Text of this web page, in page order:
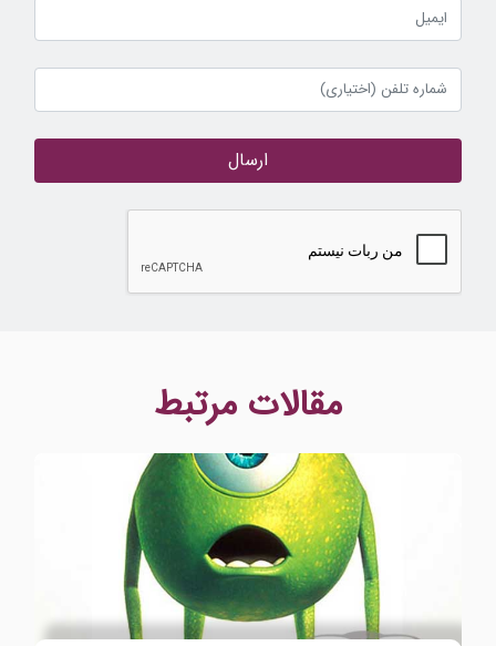
ارسال
مقالات مرتبط